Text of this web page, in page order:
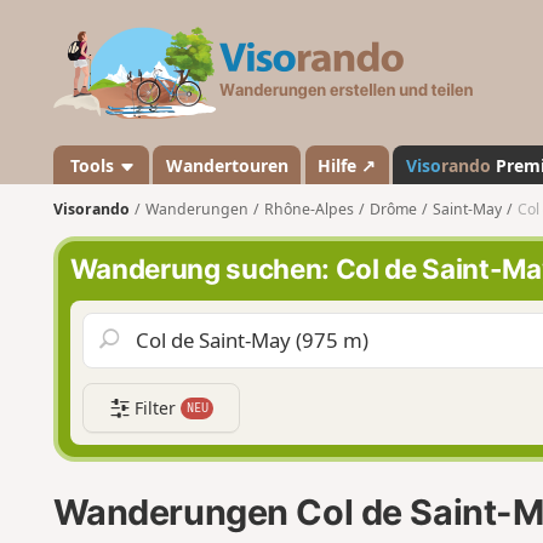
a
n
d
o
Tools Wandertouren Hilfe ↗ Visorando
Visorando Wanderungen Rhône-Alpes Drôme Saint-May
Wanderung suchen: Col de Saint-
Filter NEU
Wanderungen Col de Saint-